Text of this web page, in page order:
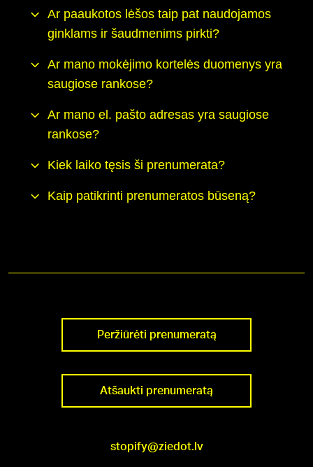
Ar paaukotos lėšos taip pat naudojamos
ginklams ir šaudmenims pirkti?
Ar mano mokėjimo kortelės duomenys yra
saugiose rankose?
Ar mano el. pašto adresas yra saugiose
rankose?
Kiek laiko tęsis ši prenumerata?
Kaip patikrinti prenumeratos būseną?
Peržiūrėti prenumeratą
Atšaukti prenumeratą
stopify@ziedot.lv